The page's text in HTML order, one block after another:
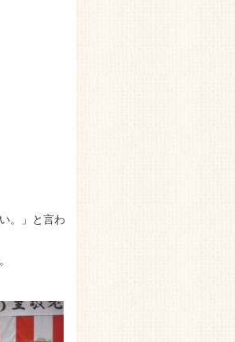
。」と言わ